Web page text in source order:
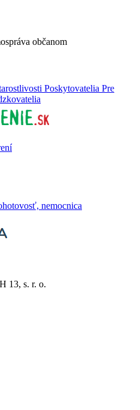
občanom
Poskytovatelia Pre
nemocnica
13, s. r. o.